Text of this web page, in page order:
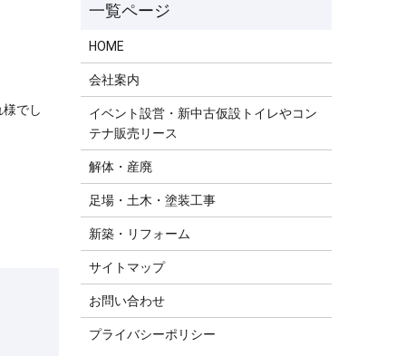
でし
HOME
会社案内
イベント設営・新中古仮設トイレやコン
テナ販売リース
解体・産廃
足場・土木・塗装工事
新築・リフォーム
サイトマップ
お問い合わせ
プライバシーポリシー